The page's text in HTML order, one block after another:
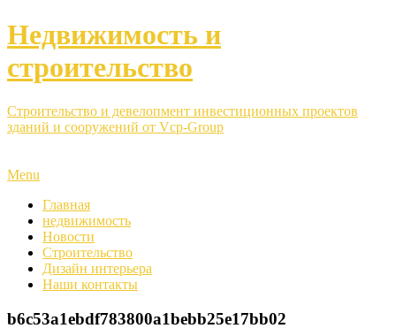
Недвижимость и
строительство
Строительство и девелопмент инвестиционных проектов
зданий и сооружений от Vcp-Group
Menu
Главная
недвижимость
Новости
Строительство
Дизайн интерьера
Наши контакты
b6c53a1ebdf783800a1bebb25e17bb02